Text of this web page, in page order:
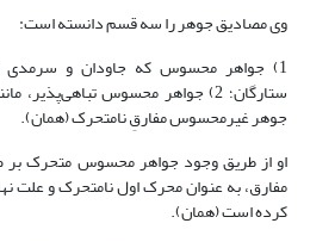
وی مصادیق‌ جوهر را سه‌ قسم‌ دانسته‌ است‌:
1) جواهر محسوس‌ که‌ جاودان‌ و سرمدی‌
جوهر غیرمحسوس‌ مفارقِ نامتحرک‌ (همان).
او از طریق‌ وجود جواهر محسوس‌ متحرک‌
مفارق‌، به‌ عنوان‌ محرک‌ اول‌ نامتحرک‌ و علت‌
کرده‌ است‌ (همان).